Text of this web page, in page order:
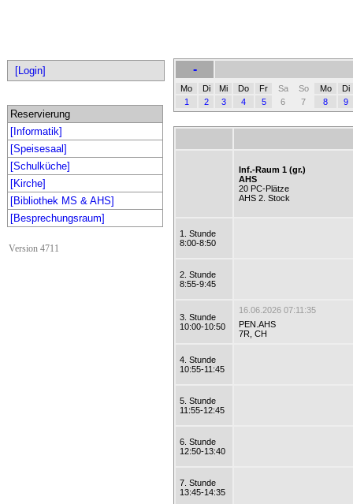
[Login]
Reservierung
[Informatik]
[Speisesaal]
[Schulküche]
[Kirche]
[Bibliothek MS & AHS]
[Besprechungsraum]
Version 4711
-
Mo Di Mi Do Fr Sa So Mo
Di
1
2 3 4 5 6 7 8 9
Inf.-Raum 1 (gr.)
AHS
20 PC-Plätze
AHS 2. Stock
1. Stunde
8:00-8:50
2. Stunde
8:55-9:45
3. Stunde
10:00-10:50
16.06.2026 07:11:35
PEN.AHS
7R, CH
4. Stunde
10:55-11:45
5. Stunde
11:55-12:45
6. Stunde
12:50-13:40
7. Stunde
13:45-14:35